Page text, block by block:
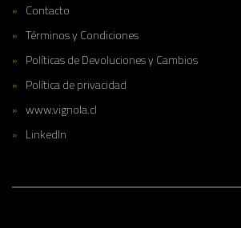
Contacto
Términos y Condiciones
Políticas de Devoluciones y Cambios
Política de privacidad
www.vignola.cl
LinkedIn